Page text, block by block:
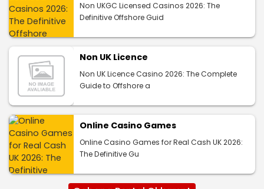
Non UKGC Licensed Casinos 2026: The
Definitive Offshore Guid
Non UK Licence
Non UK Licence Casino 2026: The Complete
Guide to Offshore a
Online Casino Games
Online Casino Games for Real Cash UK 2026:
The Definitive Gu